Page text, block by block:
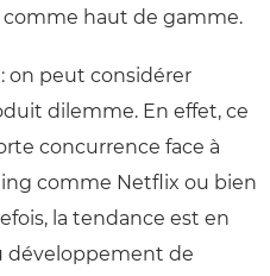
haut de gamme.
on peut considérer
dilemme. En effet, ce
concurrence face à
comme Netflix ou bien
la tendance est en
développement de